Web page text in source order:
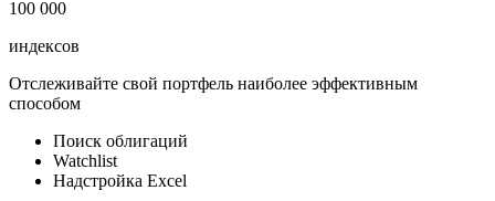
100 000
индексов
Отслеживайте свой портфель наиболее эффективным
способом
Поиск облигаций
Watchlist
Надстройка Excel